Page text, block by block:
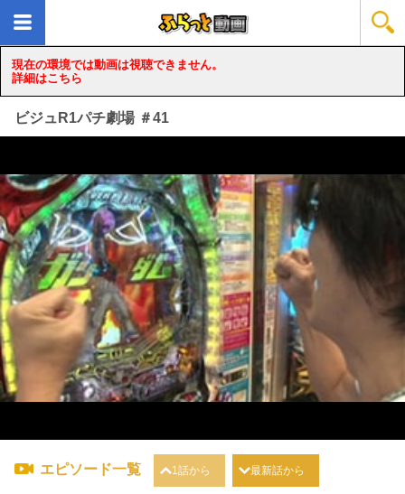
現在の環境では動画は視聴できません。
詳細はこちら
ビジュR1パチ劇場 ＃41
loading...
エピソード一覧 1話から 最新話から